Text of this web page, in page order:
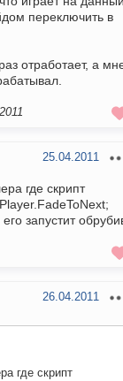
переключить в
отработает, а
25.04.2011
где скрипт
запустит
26.04.2011
где скрипт